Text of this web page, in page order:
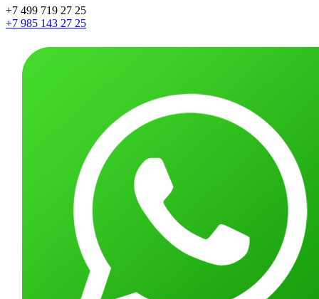
+7 499 719 27 25
+7 985 143 27 25